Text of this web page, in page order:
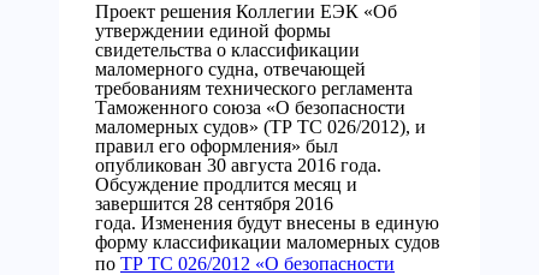
Проект решения Коллегии ЕЭК «Об
утверждении единой формы
свидетельства о классификации
маломерного судна, отвечающей
требованиям технического регламента
Таможенного союза «О безопасности
маломерных судов» (ТР ТС 026/2012), и
правил его оформления» был
опубликован 30 августа 2016 года.
Обсуждение продлится месяц и
завершится 28 сентября 2016
года. Изменения будут внесены в единую
форму классификации маломерных судов
по ТР ТС 026/2012 «О безопасности